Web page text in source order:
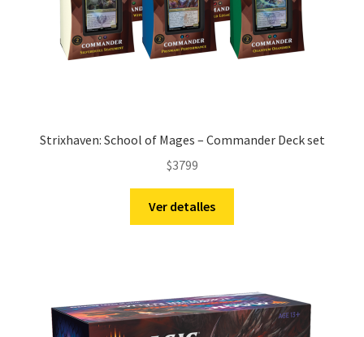
Strixhaven: School of Mages – Commander Deck set
$3799
Ver detalles